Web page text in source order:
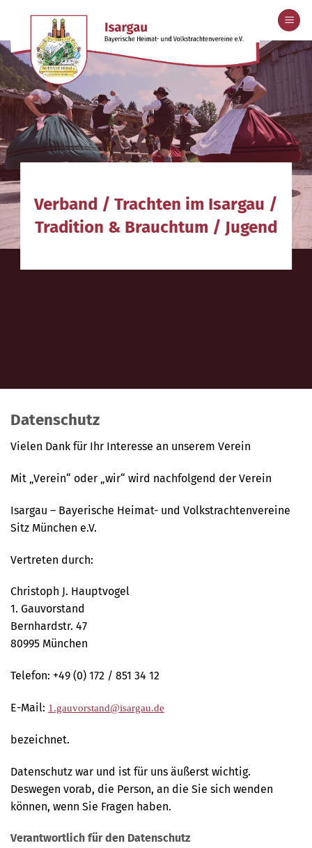
springen
Verband /Trachten im Isargau /
Tradition & Brauchtum / Jugend
Datenschutz
Vielen Dank für Ihr Interesse an unserem Verein
Mit „Verein“ oder „wir“ wird nachfolgend der Verein
Isargau – Bayerische Heimat- und Volkstrachtenvereine
Sitz München e.V.
Vertreten durch:
Christoph J. Hauptvogel
1. Gauvorstand
Bernhardstr. 47
80995 München
Telefon: +49 (0) 172 / 851 34 12
E-Mail: 1.gauvorstand@isargau.de
bezeichnet.
Datenschutz war und ist für uns äußerst wichtig.
Deswegen vorab, die Person, an die Sie sich wenden
können, wenn Sie Fragen haben.
Verantwortlich für den Datenschutz